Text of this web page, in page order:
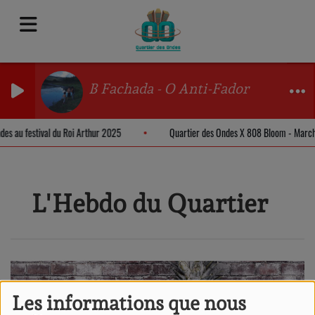
Les informations que nous
B Fachada - O Anti-Fador
au festival du Roi Arthur 2025 Quartier des Ondes X 808 Bloom -
L'Hebdo du Quartier